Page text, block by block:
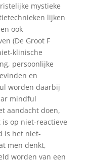
mystieke
lijken
ook
(De Groot F
klinische
persoonlijke
en
worden daarbij
mindful
aandacht doen,
op niet-reactieve
is het niet-
men denkt,
worden van een